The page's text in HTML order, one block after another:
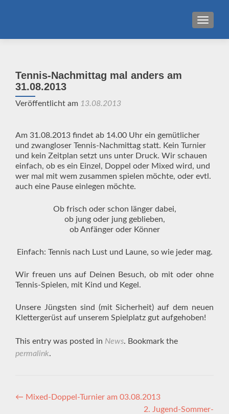
MENU
Tennis-Nachmittag mal anders am
31.08.2013
Veröffentlicht am 13.08.2013
Am 31.08.2013 findet ab 14.00 Uhr ein gemütlicher
und zwangloser Tennis-Nachmittag statt. Kein Turnier
und kein Zeitplan setzt uns unter Druck. Wir schauen
einfach, ob es ein Einzel, Doppel oder Mixed wird, und
wer mal mit wem zusammen spielen möchte, oder evtl.
auch eine Pause einlegen möchte.
Ob frisch oder schon länger dabei,
ob jung oder jung geblieben,
ob Anfänger oder Könner
Einfach: Tennis nach Lust und Laune, so wie jeder mag.
Wir freuen uns auf Deinen Besuch, ob mit oder ohne
Tennis-Spielen, mit Kind und Kegel.
Unsere Jüngsten sind (mit Sicherheit) auf dem neuen
Klettergerüst auf unserem Spielplatz gut aufgehoben!
This entry was posted in News. Bookmark the
permalink.
Artikel-
← Mixed-Doppel-Turnier am 03.08.2013
2. Jugend-Sommer-